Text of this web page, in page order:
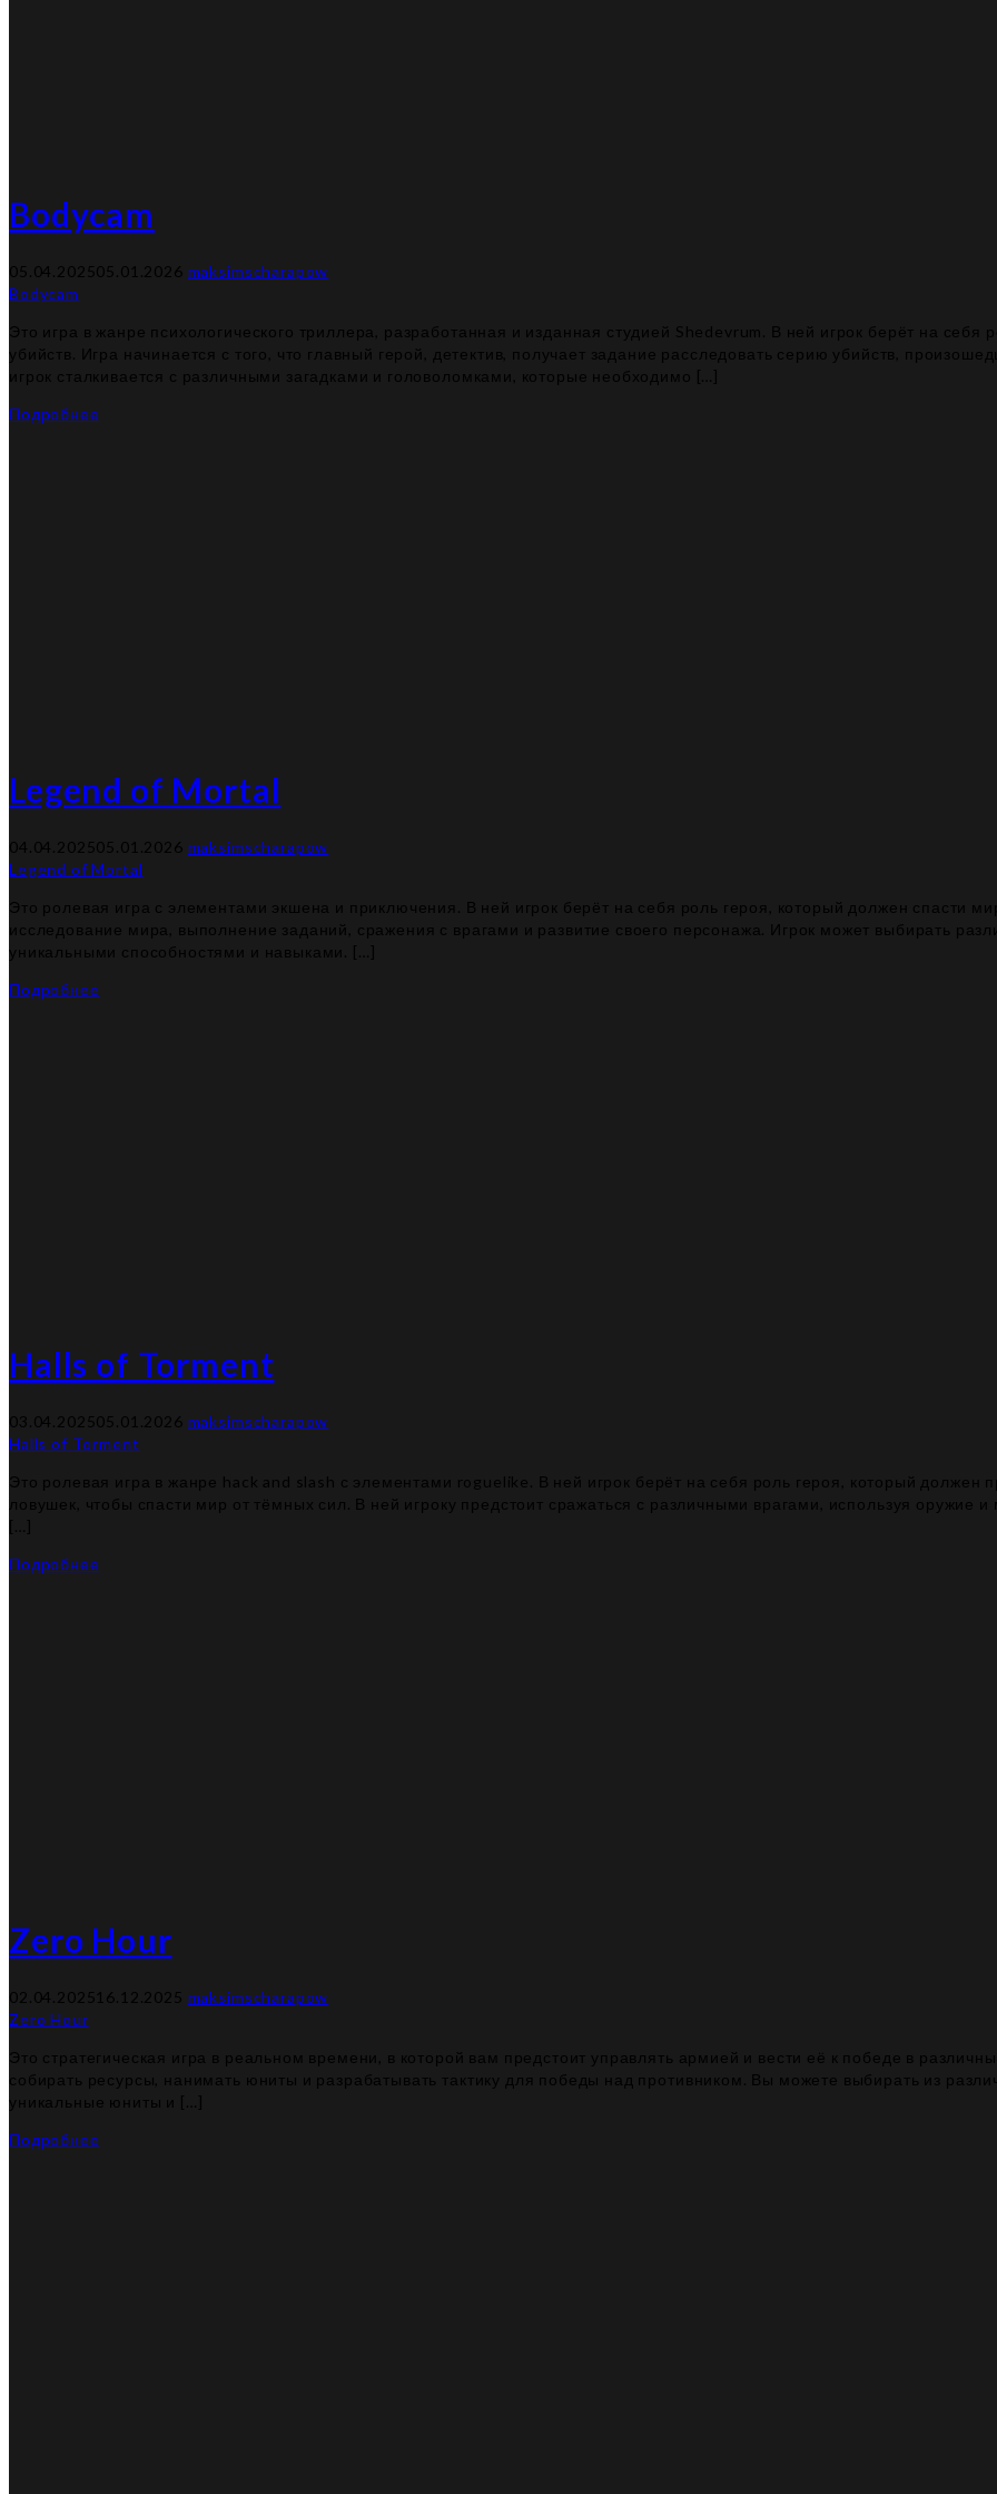
Bodycam
05.04.202505.01.2026 maksimscharapow
Bodycam
Это игра в жанре психологического триллера, разработанная и изданная студией Shedevrum. В ней игрок берёт на себя
убийств. Игра начинается с того, что главный герой, детектив, получает задание расследовать серию убийств,
игрок сталкивается с различными загадками и головоломками, которые необходимо […]
Подробнее
Legend of Mortal
04.04.202505.01.2026 maksimscharapow
Legend of Mortal
Это ролевая игра с элементами экшена и приключения. В ней игрок берёт на себя роль героя, который должен спасти
исследование мира, выполнение заданий, сражения с врагами и развитие своего персонажа. Игрок может выбирать
уникальными способностями и навыками. […]
Подробнее
Halls of Torment
03.04.202505.01.2026 maksimscharapow
Halls of Torment
Это ролевая игра в жанре hack and slash с элементами roguelike. В ней игрок берёт на себя роль героя, который
ловушек, чтобы спасти мир от тёмных сил. В ней игроку предстоит сражаться с различными врагами, используя оружие
[…]
Подробнее
Zero Hour
02.04.2025 16.12.2025 maksimscharapow
Zero Hour
Это стратегическая игра в реальном времени, в которой вам предстоит управлять армией и вести её к победе в
собирать ресурсы, нанимать юниты и разрабатывать тактику для победы над противником. Вы можете выбирать из
уникальные юниты и […]
Подробнее